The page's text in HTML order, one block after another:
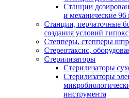
Станции
и механические
Станции, перчаточные
создания условий
Степперы, степперы
Стереотаксис,
Стерилизаторы
Стерилизаторы
Стерилизаторы
инструмента